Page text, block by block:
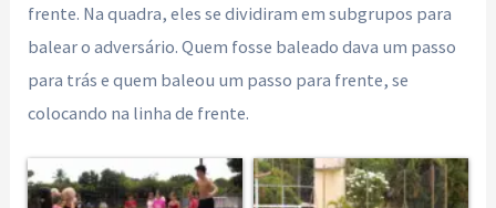
frente. Na quadra, eles se dividiram em subgrupos para
balear o adversário. Quem fosse baleado dava um passo
para trás e quem baleou um passo para frente, se
colocando na linha de frente.